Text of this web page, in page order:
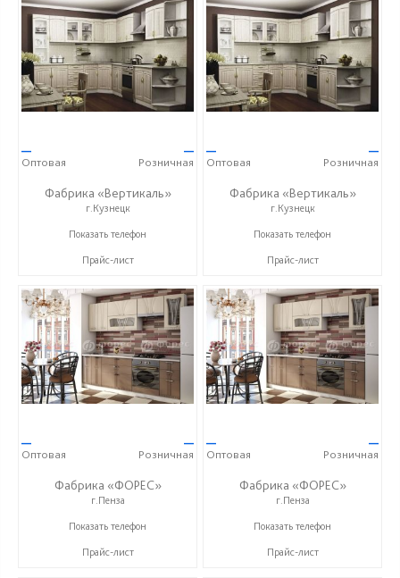
—
Оптовая
—
Розничная
Фабрика «Вертикаль»
г.Кузнецк
+7 (927) 38-059-88
Показать телефон
Прайс-лист
—
Оптовая
—
Розничная
Фабрика «Вертикаль»
г.Кузнецк
+7 (927) 38-059-88
Показать телефон
Прайс-лист
—
Оптовая
—
Розничная
Фабрика «ФОРЕС»
г.Пенза
+7 (8412) 73-85-16
Показать телефон
Прайс-лист
—
Оптовая
—
Розничная
Фабрика «ФОРЕС»
г.Пенза
+7 (8412) 73-85-16
Показать телефон
Прайс-лист